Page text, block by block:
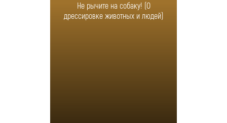
Не рычите на собаку! (О
дрессировке животных и людей)